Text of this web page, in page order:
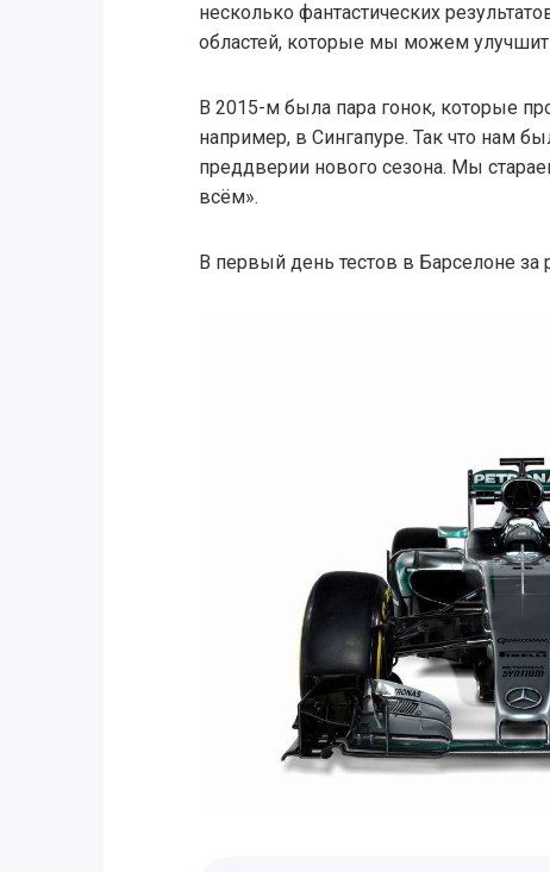
несколько фантастических
областей, которые мы можем
В 2015-м была пара гонок, которые
например, в Сингапуре. Так что нам
преддверии нового сезона. Мы
всём».
В первый день тестов в Барселоне